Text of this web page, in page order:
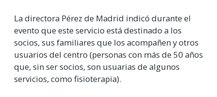
La directora Pérez de Madrid indicó durante el
evento que este servicio está destinado a los
socios, sus familiares que los acompañen y otros
usuarios del centro (personas con más de 50 años
que, sin ser socios, son usuarias de algunos
servicios, como fisioterapia).